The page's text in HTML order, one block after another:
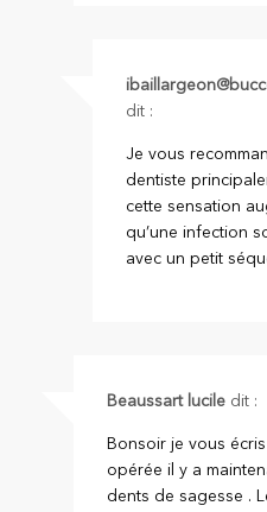
dit :
Je vous
dentiste
cette sensation
qu’une infection
avec un petit
Beaussart lucile dit :
Bonsoir je vous
opérée il y a
dents de sagesse .